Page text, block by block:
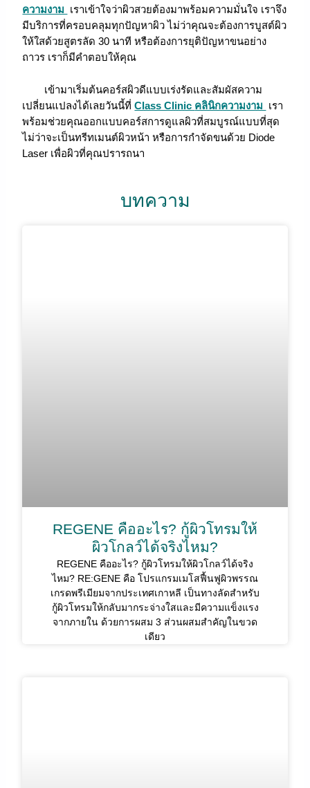
ความงาม เราเข้าใจว่าผิวสวยต้องมาพร้อมความมั่นใจ เราจึง
มีบริการที่ครอบคลุมทุกปัญหาผิว ไม่ว่าคุณจะต้องการบูสต์ผิว
ให้ใสด้วยสูตรลัด 30 นาที หรือต้องการยุติปัญหาขนอย่าง
ถาวร เราก็มีคำตอบให้คุณ
เข้ามาเริ่มต้นคอร์สผิวดีแบบเร่งรัดและสัมผัสความ
เปลี่ยนแปลงได้เลยวันนี้ที่Class Clinic คลินิกความงาม เรา
พร้อมช่วยคุณออกแบบคอร์สการดูแลผิวที่สมบูรณ์แบบที่สุด
ไม่ว่าจะเป็นทรีทเมนต์ผิวหน้า หรือการกำจัดขนด้วย Diode
Laser เพื่อผิวที่คุณปรารถนา
บทความ
REGENE คืออะไร? กู้ผิวโทรมให้
ผิวโกลว์ได้จริงไหม?
REGENE คืออะไร? กู้ผิวโทรมให้ผิวโกลว์ได้จริง
ไหม? RE:GENE คือ โปรแกรมเมโสฟื้นฟูผิวพรรณ
เกรดพรีเมียมจากประเทศเกาหลี เป็นทางลัดสำหรับ
กู้ผิวโทรมให้กลับมากระจ่างใสและมีความแข็งแรง
จากภายใน ด้วยการผสม 3 ส่วนผสมสำคัญในขวด
เดียว